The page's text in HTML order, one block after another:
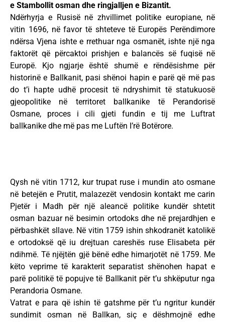
e Stambollit osman dhe ringjalljen e Bizantit.
Ndërhyrja e Rusisë në zhvillimet politike europiane, në
vitin 1696, në favor të shteteve të Europës Perëndimore
ndërsa Vjena ishte e rrethuar nga osmanët, ishte një nga
faktorët që përcaktoi prishjen e balancës së fuqisë në
Europë. Kjo ngjarje është shumë e rëndësishme për
historinë e Ballkanit, pasi shënoi hapin e parë që më pas
do t’i hapte udhë procesit të ndryshimit të statukuosë
gjeopolitike në territoret ballkanike të Perandorisë
Osmane, proces i cili gjeti fundin e tij me Luftrat
ballkanike dhe më pas me Luftën I’rë Botërore.
Qysh në vitin 1712, kur trupat ruse i mundin ato osmane
në betejën e Prutit, malazezët vendosin kontakt me carin
Pjetër i Madh për një aleancë politike kundër shtetit
osman bazuar në besimin ortodoks dhe në prejardhjen e
përbashkët sllave. Në vitin 1759 ishin shkodranët katolikë
e ortodoksë që iu drejtuan careshës ruse Elisabeta për
ndihmë. Të njëjtën gjë bënë edhe himarjotët në 1759. Me
këto veprime të karakterit separatist shënohen hapat e
parë politikë të popujve të Ballkanit për t’u shkëputur nga
Perandoria Osmane.
Vatrat e para që ishin të gatshme për t’u ngritur kundër
sundimit osman në Ballkan, siç e dëshmojnë edhe